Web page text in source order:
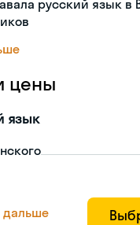
русский язык в
цены
язык
дальше